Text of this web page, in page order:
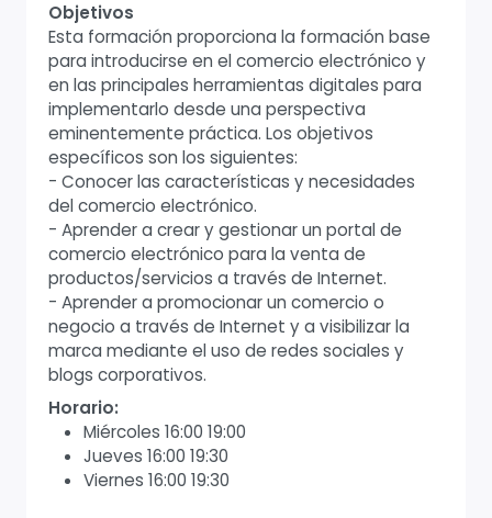
Objetivos
Esta formación proporciona la formación base
para introducirse en el comercio electrónico y
en las principales herramientas digitales para
implementarlo desde una perspectiva
eminentemente práctica. Los objetivos
específicos son los siguientes:
- Conocer las características y necesidades
del comercio electrónico.
- Aprender a crear y gestionar un portal de
comercio electrónico para la venta de
productos/servicios a través de Internet.
- Aprender a promocionar un comercio o
negocio a través de Internet y a visibilizar la
marca mediante el uso de redes sociales y
blogs corporativos.
Horario:
Miércoles 16:00 19:00
Jueves 16:00 19:30
Viernes 16:00 19:30